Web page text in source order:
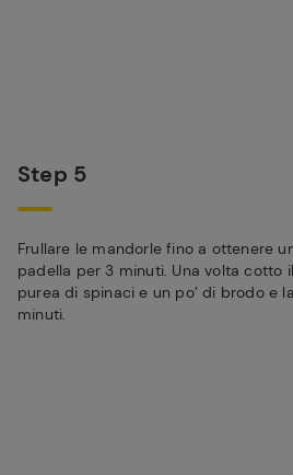
Step 5
Frullare le mandorle fino a ottenere
padella per 3 minuti. Una volta cotto
purea di spinaci e un po’ di brodo e
minuti.